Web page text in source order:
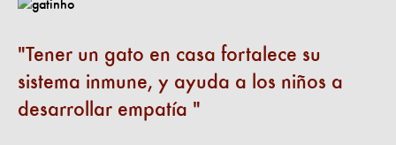
Tener un gato en casa fortalece su
sistema inmune, y ayuda a los niños a
desarrollar empatía